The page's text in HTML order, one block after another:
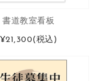
書道教室看板
¥21,300(税込)